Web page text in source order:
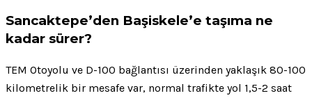
Sancaktepe’den Başiskele’e taşıma ne
kadar sürer?
TEM Otoyolu ve D-100 bağlantısı üzerinden yaklaşık 80-100
kilometrelik bir mesafe var, normal trafikte yol 1,5-2 saat